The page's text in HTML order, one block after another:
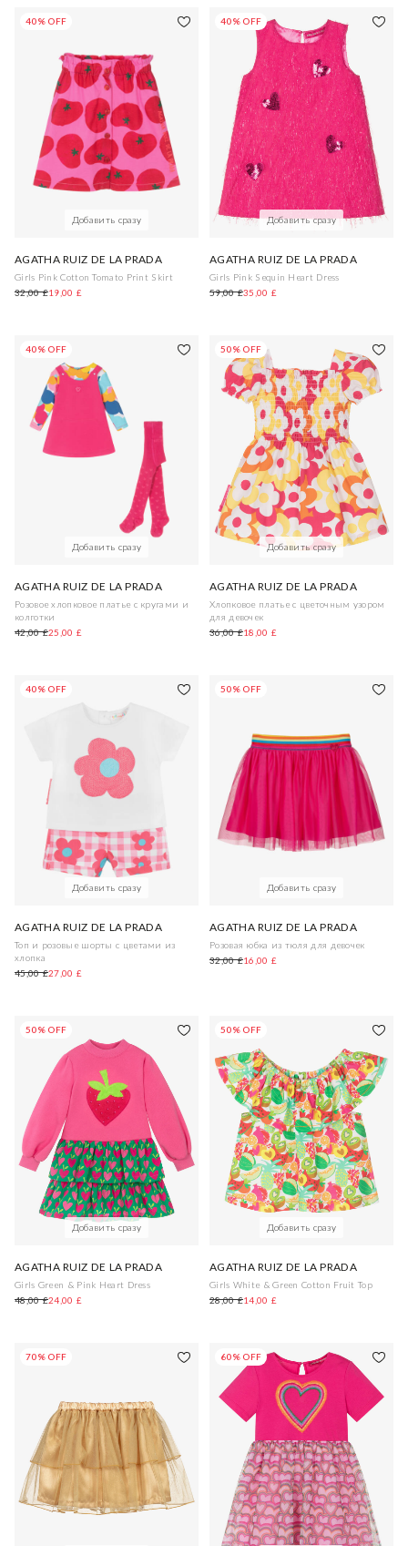
40% OFF
Добавить сразу
AGATHA RUIZ DE LA PRADA
Girls Pink Cotton Tomato Print Skirt
32,00 £19,00 £
40% OFF
Добавить сразу
AGATHA RUIZ DE LA PRADA
Girls Pink Sequin Heart Dress
59,00 £35,00 £
40% OFF
Добавить сразу
AGATHA RUIZ DE LA PRADA
Розовое хлопковое платье с кругами и
колготки
42,00 £25,00 £
50% OFF
Добавить сразу
AGATHA RUIZ DE LA PRADA
Хлопковое платье с цветочным узором
для девочек
36,00 £18,00 £
40% OFF
Добавить сразу
AGATHA RUIZ DE LA PRADA
Топ и розовые шорты с цветами из
хлопка
45,00 £27,00 £
50% OFF
Добавить сразу
AGATHA RUIZ DE LA PRADA
Розовая юбка из тюля для девочек
32,00 £16,00 £
50% OFF
Добавить сразу
AGATHA RUIZ DE LA PRADA
Girls Green & Pink Heart Dress
48,00 £24,00 £
50% OFF
Добавить сразу
AGATHA RUIZ DE LA PRADA
Girls White & Green Cotton Fruit Top
28,00 £14,00 £
70% OFF 60% OFF